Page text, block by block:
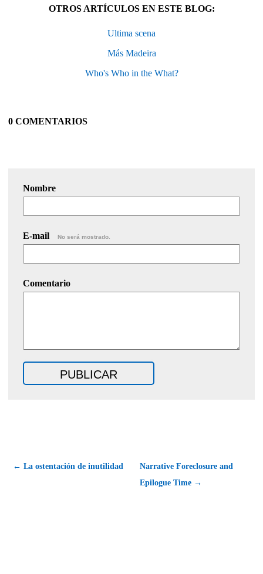
OTROS ARTÍCULOS EN ESTE BLOG:
Ultima scena
Más Madeira
Who's Who in the What?
0 COMENTARIOS
Nombre
E-mail No será mostrado.
Comentario
← La ostentación de inutilidad
Narrative Foreclosure and
Epilogue Time →